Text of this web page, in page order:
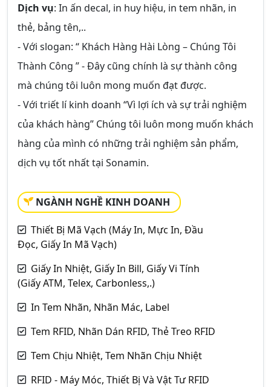
Dịch vụ: In ấn decal, in huy hiệu, in tem nhãn, in
thẻ, bảng tên,..
- Với slogan: “ Khách Hàng Hài Lòng – Chúng Tôi
Thành Công ” - Đây cũng chính là sự thành công
mà chúng tôi luôn mong muốn đạt được.
- Với triết lí kinh doanh “Vì lợi ích và sự trải nghiệm
của khách hàng” Chúng tôi luôn mong muốn khách
hàng của mình có những trải nghiệm sản phẩm,
dịch vụ tốt nhất tại Sonamin.
NGÀNH NGHỀ KINH DOANH
Thiết Bị Mã Vạch (Máy In, Mực In, Đầu
Đọc, Giấy In Mã Vạch)
Giấy In Nhiệt, Giấy In Bill, Giấy Vi Tính
(Giấy ATM, Telex, Carbonless,.)
In Tem Nhãn, Nhãn Mác, Label
Tem RFID, Nhãn Dán RFID, Thẻ Treo RFID
Tem Chịu Nhiệt, Tem Nhãn Chịu Nhiệt
RFID - Máy Móc, Thiết Bị Và Vật Tư RFID